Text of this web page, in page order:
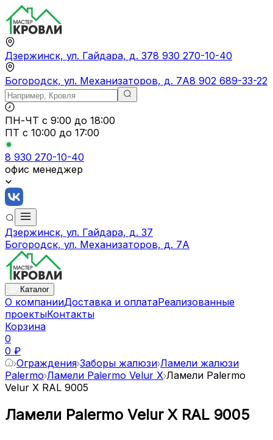
Дзержинск, ул. Гайдара, д. 378 930 270-10-40
Богородск, ул. Механизаторов, д. 7А8 902 689-33-22
ПН-ЧТ с 9:00 до 18:00
ПТ с 10:00 до 17:00
8 930 270-10-40
офис менеджер
Дзержинск, ул. Гайдара, д. 37
Богородск, ул. Механизаторов, д. 7А
Каталог
О компанииДоставка и оплатаРеализованные
проектыКонтакты
Корзина
0
0 ₽
Ограждения Заборы жалюзи Ламели жалюзи
Palermo Ламели Palermo Velur X Ламели Palermo
Velur X RAL 9005
Ламели Palermo Velur X RAL 9005